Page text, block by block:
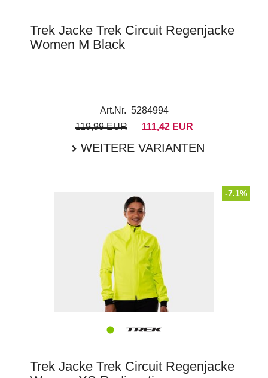
Trek Jacke Trek Circuit Regenjacke
Women M Black
Art.Nr. 5284994
119,99 EUR
111,42 EUR
WEITERE VARIANTEN
-7.1%
Trek Jacke Trek Circuit Regenjacke